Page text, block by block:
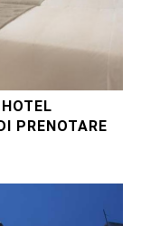
PRENOTARE